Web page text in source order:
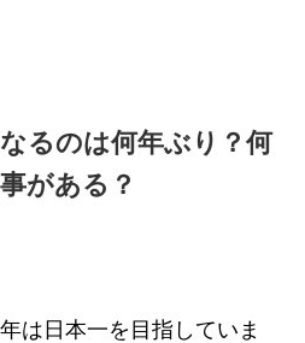
るのは何年ぶり？何
がある？
は日本一を目指していま